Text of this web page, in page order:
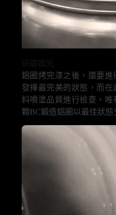
研磨拋光
鋁圈烤完漆之後，還要
發揮最完美的狀態，而
料噴塗品質進行檢查，
顆BC鍛造鋁圈以最佳狀態